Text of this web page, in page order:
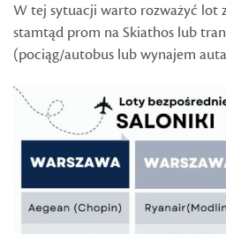
W tej sytuacji warto rozważyć lot
stamtąd prom na Skiathos lub
(pociąg/autobus lub wynajem